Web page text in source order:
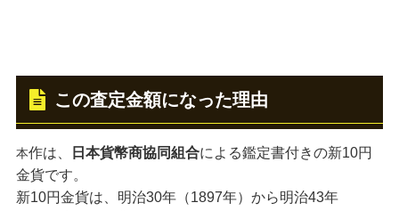
この査定金額になった理由
本作は、 日本貨幣商協同組合による鑑定書付きの新10円
金貨です。
新10円金貨は、明治30年（1897年）から明治43年